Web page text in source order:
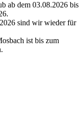
ab dem 03.08.2026 bis
sind wir wieder für
ist bis zum